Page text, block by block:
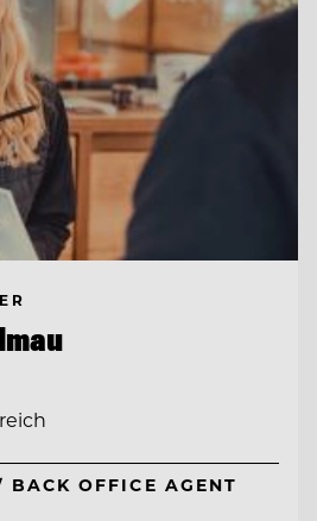
BACK OFFICE AGENT